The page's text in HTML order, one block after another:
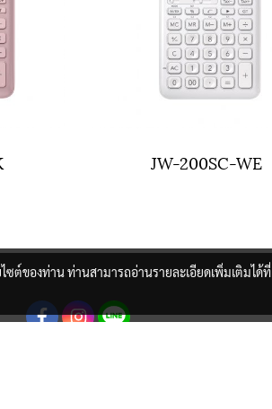
JW-200SC-WE
ต์ของท่าน ท่านสามารถอ่านรายละเอียดเพิ่มเติมได้ที่